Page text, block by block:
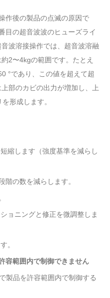
作後の製品の点滅の原因で
目の超音波波のヒューズライ
波溶接操作では、超音波溶融
2〜4kgの範囲です。たとえ
°であり、この値を超えて超
部のカビの出力が増加 し、上
形成します。
縮します（強度基準を減らし
階の数を減らします。
ョニングと修正を微調整しま
。
容範囲内で制御できません
製品を許容範囲内で制御する